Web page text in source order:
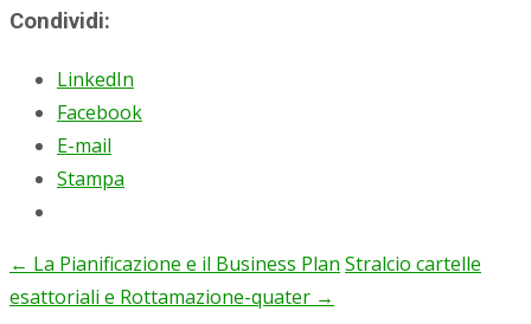
Condividi:
LinkedIn
Facebook
E-mail
Stampa
Post
← La Pianificazione e il Business Plan Stralcio cartelle
esattoriali e Rottamazione-quater →